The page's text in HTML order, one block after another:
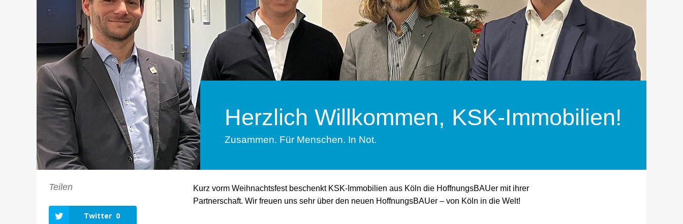
Herzlich Willkommen, KSK-Immobilien!
Zusammen. Für Menschen. In Not.
Teilen
Twitter 0
Kurz vorm Weihnachtsfest beschenkt KSK-Immobilien aus Köln die HoffnungsBAUer mit ihrer
Partnerschaft. Wir freuen uns sehr über den neuen HoffnungsBAUer – von Köln in die Welt!